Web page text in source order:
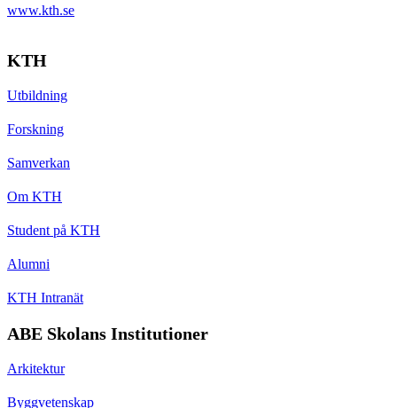
www.kth.se
KTH
Utbildning
Forskning
Samverkan
Om KTH
Student på KTH
Alumni
KTH Intranät
ABE Skolans Institutioner
Arkitektur
Byggvetenskap